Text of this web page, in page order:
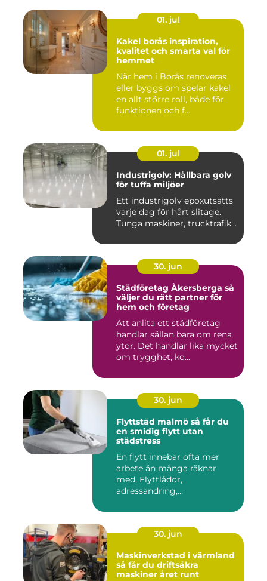
01. jul
Kakel borås inspiration,
kvalitet och smarta val för
hemmet
När hem i Borås renoveras
eller byggs om spelar kakel
en allt större roll, både för
funktionen och f...
01. jul
Industrigolv: Hållbara golv
för tuffa miljöer
Ett industrigolv epoxutsätts
varje dag för hårt slitage.
Tunga maskiner, trucktrafik...
30. jun
Städföretag Åkersberga så
väljer du rätt partner för
hem och företag
Att anlita ett städföretag
handlar sällan bara om rena
ytor. Det handlar lika mycket
om trygghet, ko...
30. jun
Flyttstäd malmö så får du
en smidig flytt utan
städstress
En flytt innebär ofta mer
arbete än många räknar
med. Flyttlådor,
adressändring,
30. jun
Maskinverkstad i värmland
så får du driftsäkra
maskiner året runt